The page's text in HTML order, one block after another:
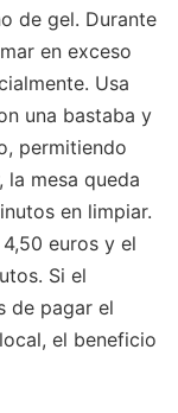
de gel. Durante
en exceso
Usa
una bastaba y
permitiendo
la mesa queda
en limpiar.
euros y el
Si el
de pagar el
el beneficio